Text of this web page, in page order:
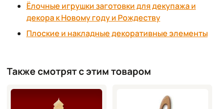
Ёлочные игрушки заготовки для декупажа и
декора к Новому году и Рождеству
Плоские и накладные декоративные элементы
Также смотрят с этим товаром